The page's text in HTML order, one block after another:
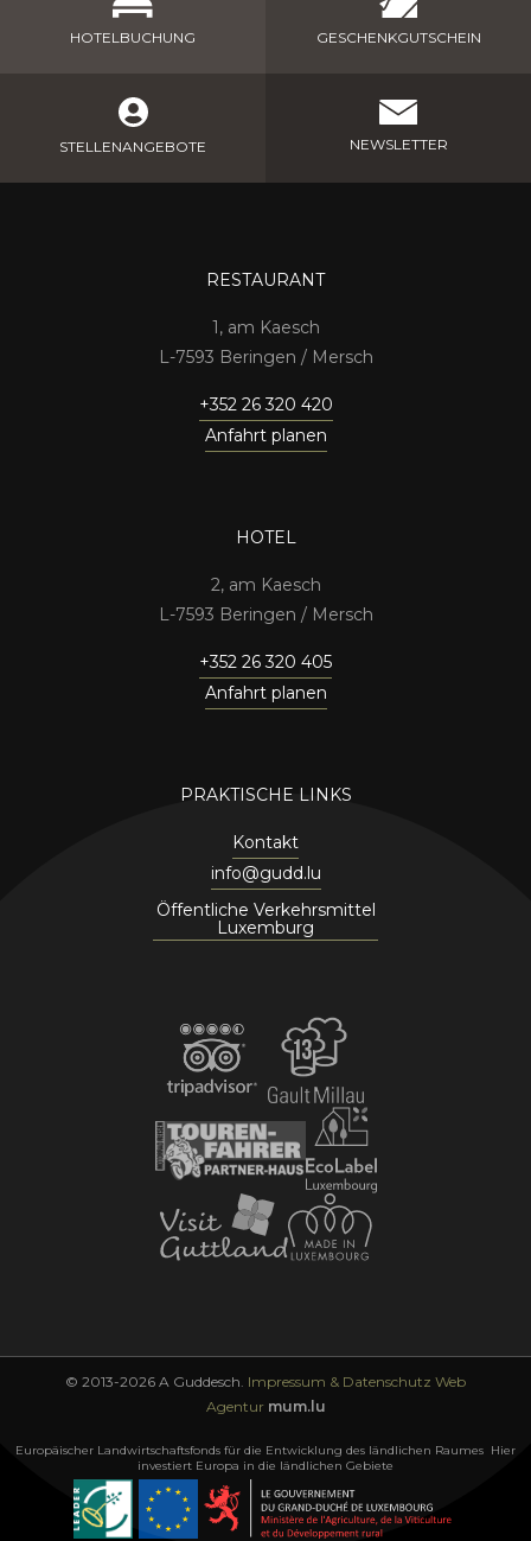
HOTELBUCHUNG GESCHENKGUTSCHEIN
STELLENANGEBOTE NEWSLETTER
RESTAURANT
1, am Kaesch
7593 Beringen / Mersch
+352 26 320 420
Anfahrt planen
HOTEL
2, am Kaesch
7593 Beringen / Mersch
+352 26 320 405
Anfahrt planen
PRAKTISCHE LINKS
Kontakt
info@gudd.lu
Öffentliche Verkehrsmittel
Luxemburg
Europäischer Landwirtschaftsfonds für die Entwicklung des ländlichen Raumes Hier
investiert Europa in die ländlichen Gebiete
© 2013-2026 A Guddesch. Impressum & Datenschutz Web
Agentur mum.lu